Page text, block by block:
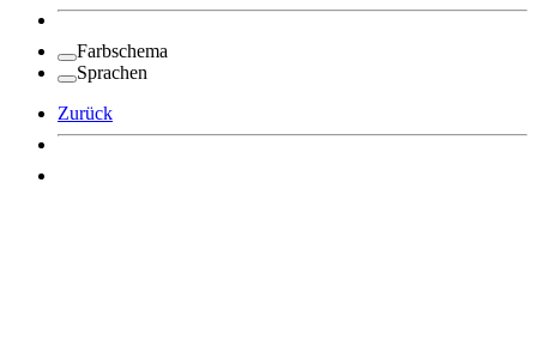
Farbschema
Sprachen
Zurück